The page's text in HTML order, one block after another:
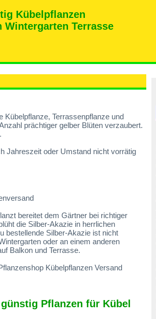
Kübelpflanzen
Wintergarten Terrasse
Kübelpflanze, Terrassenpflanze und
prächtiger gelber Blüten verzaubert.
Jahreszeit oder Umstand nicht vorrätig
bereitet dem Gärtner bei richtiger
die Silber-Akazie in herrlichen
bestellende Silber-Akazie ist nicht
oder an einem anderen
Balkon und Terrasse.
Kübelpflanzen Versand
Pflanzen für Kübel